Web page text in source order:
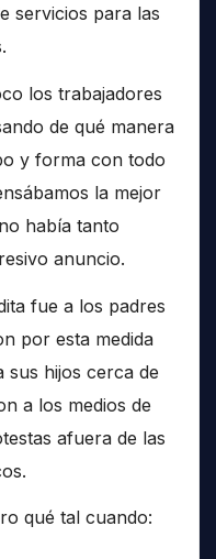
servicios para las
los trabajadores
de qué manera
y forma con todo
la mejor
había tanto
anuncio.
fue a los padres
por esta medida
sus hijos cerca de
a los medios de
afuera de las
qué tal cuando: